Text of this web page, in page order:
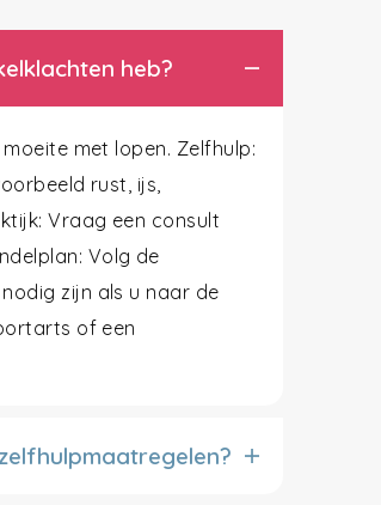
heb?
met lopen. Zelfhulp:
rust, ijs,
Vraag een consult
Volg de
zijn als u naar de
of een